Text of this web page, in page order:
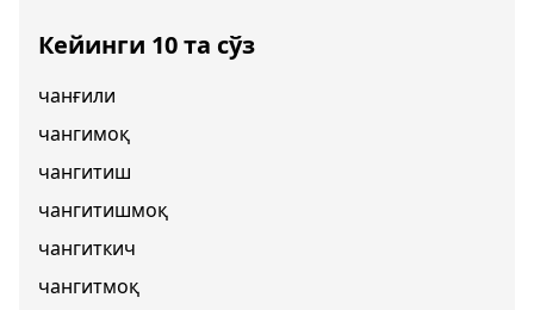
Кейинги 10 та сўз
чанғили
чангимоқ
чангитиш
чангитишмоқ
чангиткич
чангитмоқ